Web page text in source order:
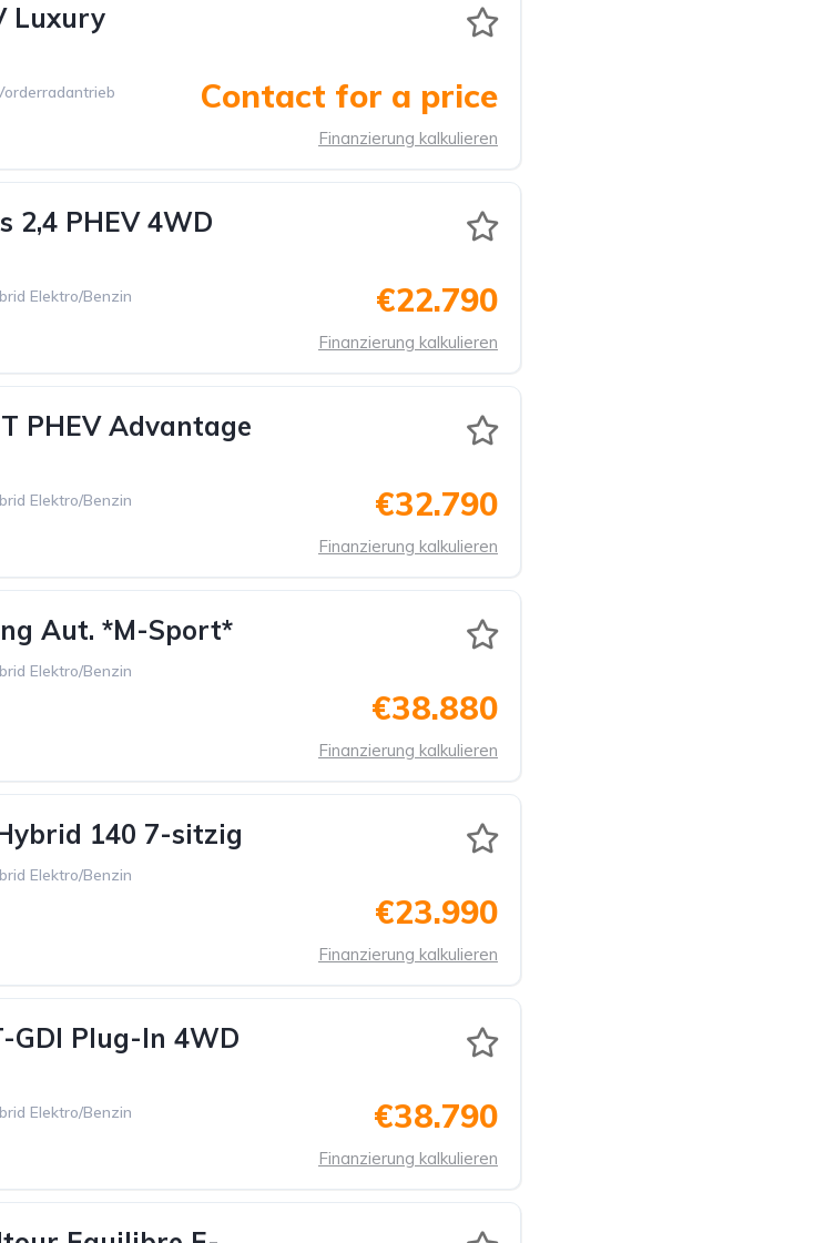
Luxury
Contact for a price
Finanzierung kalkulieren
2,4 PHEV 4WD
Elektro/Benzin
€22.790
Finanzierung kalkulieren
PHEV Advantage
Elektro/Benzin
€32.790
Finanzierung kalkulieren
Aut. *M-Sport*
Elektro/Benzin
€38.880
Finanzierung kalkulieren
140 7-sitzig
Elektro/Benzin
€23.990
Finanzierung kalkulieren
GDI Plug-In 4WD
Elektro/Benzin
€38.790
Finanzierung kalkulieren